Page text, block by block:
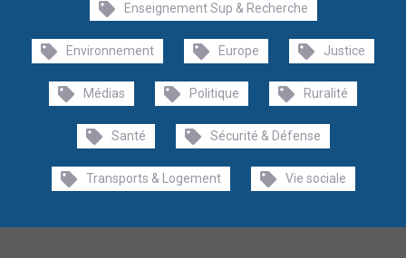
Enseignement Sup & Recherche
Environnement Europe Justice
Médias Politique Ruralité
Santé Sécurité & Défense
Transports & Logement Vie sociale